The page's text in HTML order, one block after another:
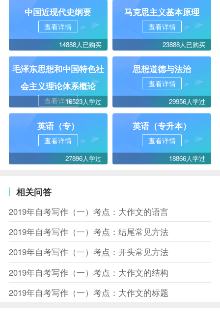
中国近现代史纲要
查看详情
14888人已购买
马克思主义基本原理
查看详情
23888人已购买
毛泽东思想和中国特色社
会主义理论体系概论
查看详情16523人学过
思想道德与法治
查看详情
29956人学过
英语（专）
查看详情
27896人学过
英语（专升本）
查看详情
18866人学过
相关问答
2019年自考写作（一）考点：大作文的语言
2019年自考写作（一）考点：结尾常见方法
2019年自考写作（一）考点：开头常见方法
2019年自考写作（一）考点：大作文的结构
2019年自考写作（一）考点：大作文的标题